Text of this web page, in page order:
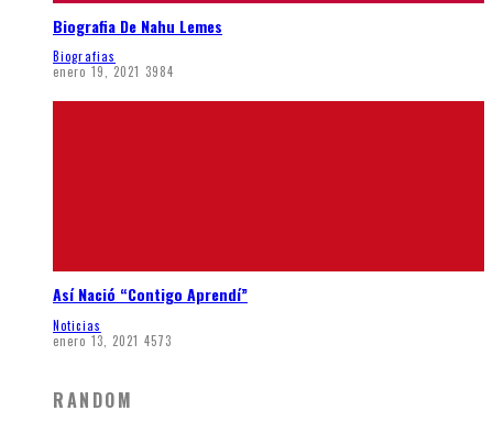
Biografia De Nahu Lemes
Biografias
enero 19, 2021 3984
Así Nació “Contigo Aprendí”
Noticias
enero 13, 2021 4573
RANDOM